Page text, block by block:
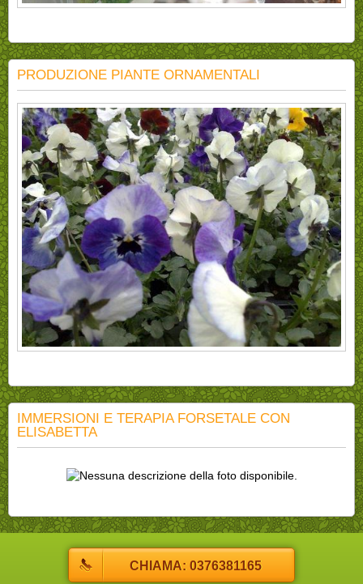
PRODUZIONE PIANTE ORNAMENTALI
IMMERSIONI E TERAPIA FORSETALE CON
ELISABETTA
CHIAMA: 0376381165